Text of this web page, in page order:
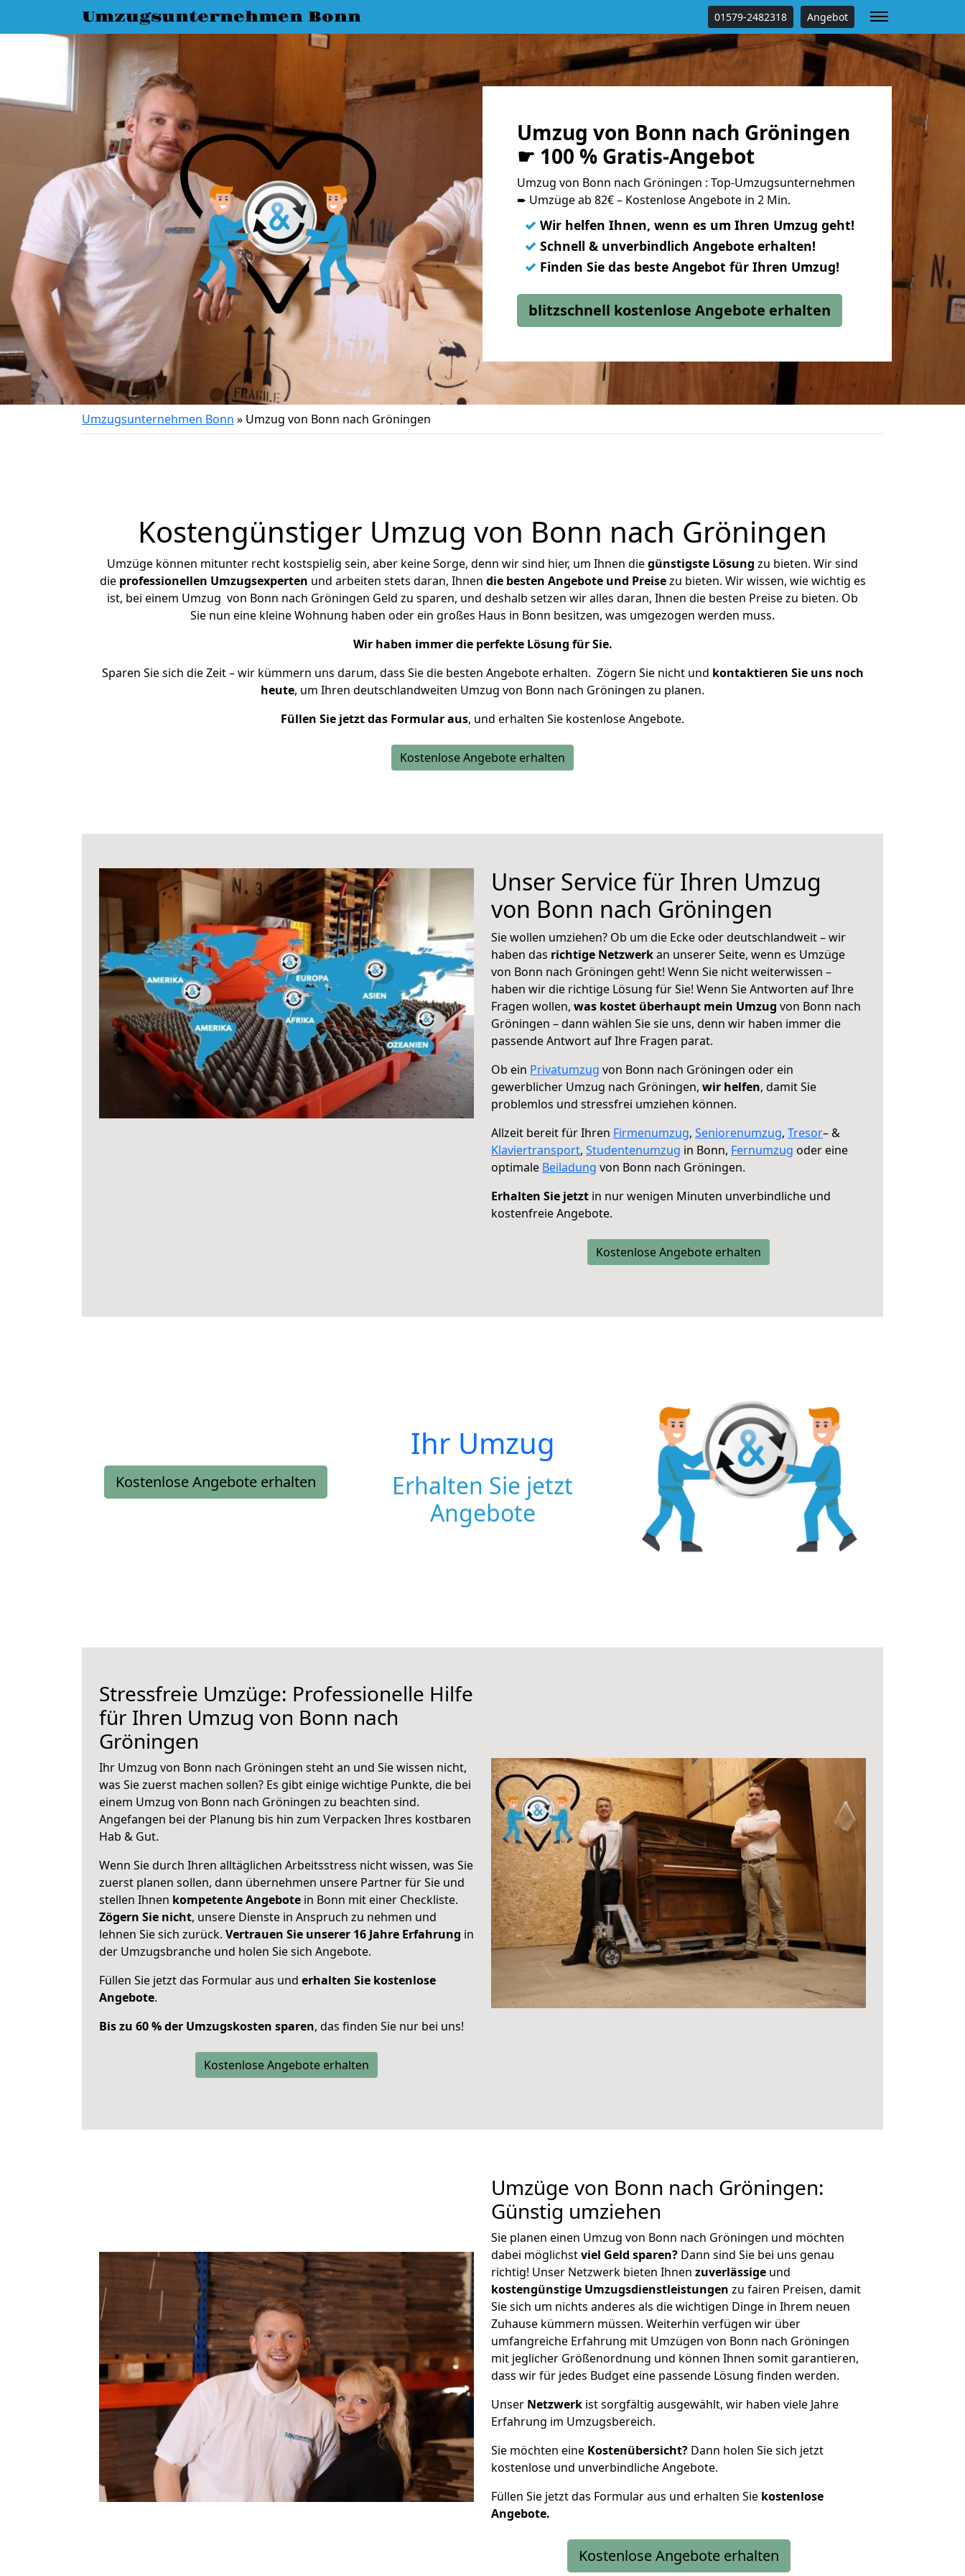
Umzugsunternehmen Bonn 01579-2482318 Angebot
Umzug von Bonn nach Gröningen
☛ 100 % Gratis-Angebot
Umzug von Bonn nach Gröningen : Top-Umzugsunternehmen
➨ Umzüge ab 82€ – Kostenlose Angebote in 2 Min.
✓ Wir helfen Ihnen, wenn es um Ihren Umzug geht!
✓ Schnell & unverbindlich Angebote erhalten!
✓ Finden Sie das beste Angebot für Ihren Umzug!
blitzschnell kostenlose Angebote erhalten
Umzugsunternehmen Bonn » Umzug von Bonn nach Gröningen
Kostengünstiger Umzug von Bonn nach Gröningen
Umzüge können mitunter recht kostspielig sein, aber keine Sorge, denn wir sind hier, um Ihnen diegünstigste Lösung zu bieten. Wir sind
die professionellen Umzugsexperten und arbeiten stets daran, Ihnen die besten Angebote und Preisezu bieten. Wir wissen, wie wichtig es
ist, bei einem Umzug von Bonn nach Gröningen Geld zu sparen, und deshalb setzen wir alles daran, Ihnen die besten Preise zu bieten. Ob
Sie nun eine kleine Wohnung haben oder ein großes Haus in Bonn besitzen, was umgezogen werden muss.
Wir haben immer die perfekte Lösung für Sie.
Sparen Sie sich die Zeit – wir kümmern uns darum, dass Sie die besten Angebote erhalten. Zögern Sie nicht und kontaktieren Sie uns noch
heute, um Ihren deutschlandweiten Umzug von Bonn nach Gröningen zu planen.
Füllen Sie jetzt das Formular aus, und erhalten Sie kostenlose Angebote.
Kostenlose Angebote erhalten
Unser Service für Ihren Umzug
von Bonn nach Gröningen
Sie wollen umziehen? Ob um die Ecke oder deutschlandweit – wir
haben das richtige Netzwerkan unserer Seite, wenn es Umzüge
von Bonn nach Gröningen geht! Wenn Sie nicht weiterwissen –
haben wir die richtige Lösung für Sie! Wenn Sie Antworten auf Ihre
Fragen wollen, was kostet überhaupt mein Umzug von Bonn nach
Gröningen – dann wählen Sie sie uns, denn wir haben immer die
passende Antwort auf Ihre Fragen parat.
Ob ein Privatumzug von Bonn nach Gröningen oder ein
gewerblicher Umzug nach Gröningen, wir helfen, damit Sie
problemlos und stressfrei umziehen können.
Allzeit bereit für Ihren Firmenumzug, Seniorenumzug, Tresor– &
Klaviertransport, Studentenumzug in Bonn, Fernumzug oder eine
optimale Beiladung von Bonn nach Gröningen.
Erhalten Sie jetzt in nur wenigen Minuten unverbindliche und
kostenfreie Angebote.
Kostenlose Angebote erhalten
Kostenlose Angebote erhalten
Ihr Umzug
Erhalten Sie jetzt
Angebote
Stressfreie Umzüge: Professionelle Hilfe
für Ihren Umzug von Bonn nach
Gröningen
Ihr Umzug von Bonn nach Gröningen steht an und Sie wissen nicht,
was Sie zuerst machen sollen? Es gibt einige wichtige Punkte, die bei
einem Umzug von Bonn nach Gröningen zu beachten sind.
Angefangen bei der Planung bis hin zum Verpacken Ihres kostbaren
Hab & Gut.
Wenn Sie durch Ihren alltäglichen Arbeitsstress nicht wissen, was Sie
zuerst planen sollen, dann übernehmen unsere Partner für Sie und
stellen Ihnen kompetente Angebote in Bonn mit einer Checkliste.
Zögern Sie nicht, unsere Dienste in Anspruch zu nehmen und
lehnen Sie sich zurück. Vertrauen Sie unserer 16 Jahre Erfahrung in
der Umzugsbranche und holen Sie sich Angebote.
Füllen Sie jetzt das Formular aus und erhalten Sie kostenlose
Angebote.
Bis zu 60 % der Umzugskosten sparen, das finden Sie nur bei uns!
Kostenlose Angebote erhalten
Umzüge von Bonn nach Gröningen:
Günstig umziehen
Sie planen einen Umzug von Bonn nach Gröningen und möchten
dabei möglichstviel Geld sparen? Dann sind Sie bei uns genau
richtig! Unser Netzwerk bieten Ihnen zuverlässige und
kostengünstige Umzugsdienstleistungen zu fairen Preisen, damit
Sie sich um nichts anderes als die wichtigen Dinge in Ihrem neuen
Zuhause kümmern müssen. Weiterhin verfügen wir über
umfangreiche Erfahrung mit Umzügen von Bonn nach Gröningen
mit jeglicher Größenordnung und können Ihnen somit garantieren,
dass wir für jedes Budget eine passende Lösung finden werden.
Unser Netzwerk ist sorgfältig ausgewählt, wir haben viele Jahre
Erfahrung im Umzugsbereich.
Sie möchten eine Kostenübersicht? Dann holen Sie sich jetzt
kostenlose und unverbindliche Angebote.
Füllen Sie jetzt das Formular aus und erhalten Sie kostenlose
Angebote.
Kostenlose Angebote erhalten